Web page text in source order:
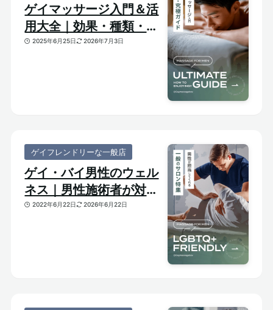
ゲイマッサージ入門＆活
用大全｜効果・種類・選
び方がわかる体験ガイド
2025年6月25日 2026年7月3日
ゲイフレンドリーな一般店
ゲイ・バイ男性のウェル
ネス｜男性施術者が対応
してくれるゲイフレンド
2022年6月22日 2026年6月22日